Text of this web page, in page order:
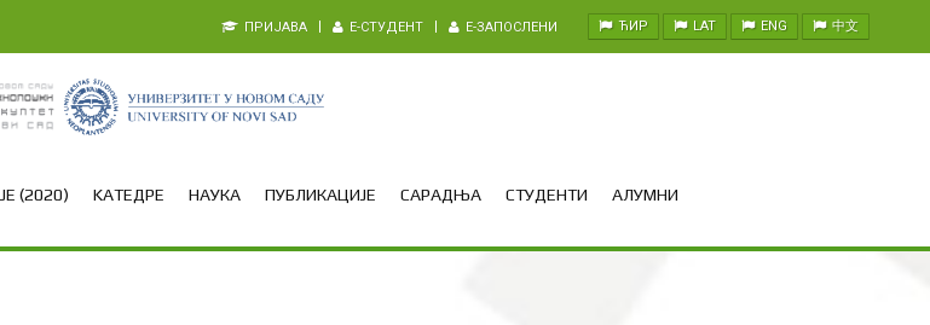
ЋИР LAT ENG 中文
ПРИЈАВА E-СТУДЕНТ E-ЗАПОСЛЕНИ
(2020) KАТЕДРЕ НАУКА ПУБЛИКАЦИЈЕ САРАДЊА СТУДЕНТИ АЛУМНИ